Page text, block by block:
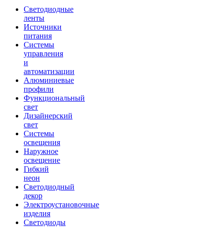
Светодиодные
ленты
Источники
питания
Системы
управления
и
автоматизации
Алюминиевые
профили
Функциональный
свет
Дизайнерский
свет
Системы
освещения
Наружное
освещение
Гибкий
неон
Светодиодный
декор
Электроустановочные
изделия
Светодиоды